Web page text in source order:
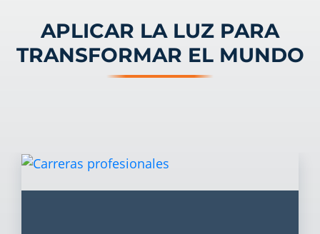
APLICAR LA LUZ PARA
TRANSFORMAR EL MUNDO